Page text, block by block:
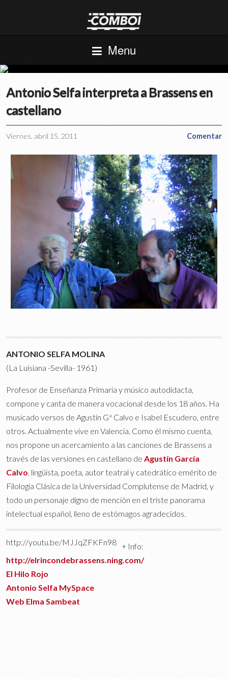
Menu
Antonio Selfa interpreta a Brassens en
castellano
Viernes, abril 15, 2011 Comentar
ANTONIO SELFA MOLINA
(La Luisiana -Sevilla- 1961)
Profesor de Enseñanza Primaria y músico autodidacta,
compone y canta de manera vocacional desde los 18 años. Ha
musicado versos de Agustín Gª Calvo e Isabel Escudero, entre
otros. Actualmente vive en Valencia. Como él mismo cuenta,
nos propone un acercamiento a las canciones de Brassens a
través de las versiones en castellano de Agustín García
Calvo, lingüista, poeta, autor teatral y catedrático emérito de
Filología Clásica de la Universidad Complutense de Madrid, y
todo un personaje digno de mención en el triste panorama
intelectual español, lleno de estómagos agradecidos.
http://youtu.be/MJJqZFKFn98 + Info:
http://elrincondebrassens.ning.com/
El Hilo Rojo
Antonio Selfa MySpace
Web Elma Sambeat